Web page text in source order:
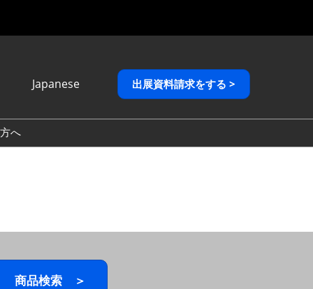
Japanese
English
繁體中文
出展資料請求をする >
へ
商品検索 ＞